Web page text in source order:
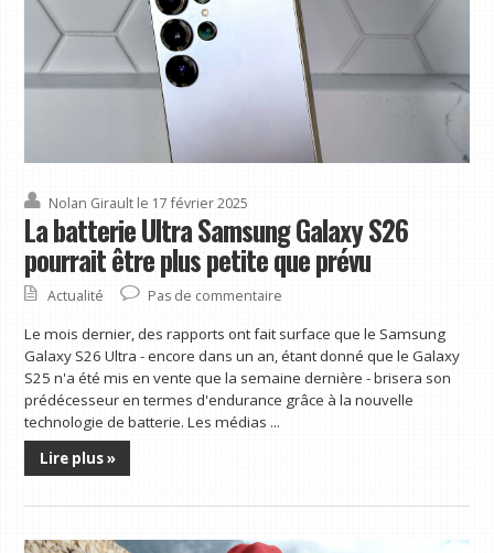
Nolan Girault le 17 février 2025
La batterie Ultra Samsung Galaxy S26
pourrait être plus petite que prévu
Actualité Pas de commentaire
Le mois dernier, des rapports ont fait surface que le Samsung
Galaxy S26 Ultra - encore dans un an, étant donné que le Galaxy
S25 n'a été mis en vente que la semaine dernière - brisera son
prédécesseur en termes d'endurance grâce à la nouvelle
technologie de batterie. Les médias ...
Lire plus »